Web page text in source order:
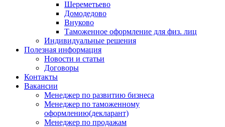
Шереметьево
Домодедово
Внуково
Таможенное оформление для физ. лиц
Индивидуальные решения
Полезная информация
Новости и статьи
Договоры
Контакты
Вакансии
Менеджер по развитию бизнеса
Менеджер по таможенному
оформлению(декларант)
Менеджер по продажам